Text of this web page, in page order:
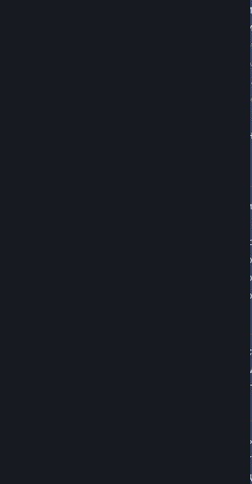
Duty было бы не плохо, но,
поддержка команды
крылатой ракеты, радаров и
комплекс действий, который
масштабности и
конечно лучше, если это будет
переключения. Командир -
случае функциональность
Наконец, мы решили
на мобильные устройства. Мы
усилий, чтобы мобильные
работали с версиями для
компьютеров, чтобы каждый
эффективно помогать своей
Это логичный ход, но вот
"мобильных" устройствах,
сожалению в статье ответа на
...командир может
цель, что помогает
противников. Вражеского